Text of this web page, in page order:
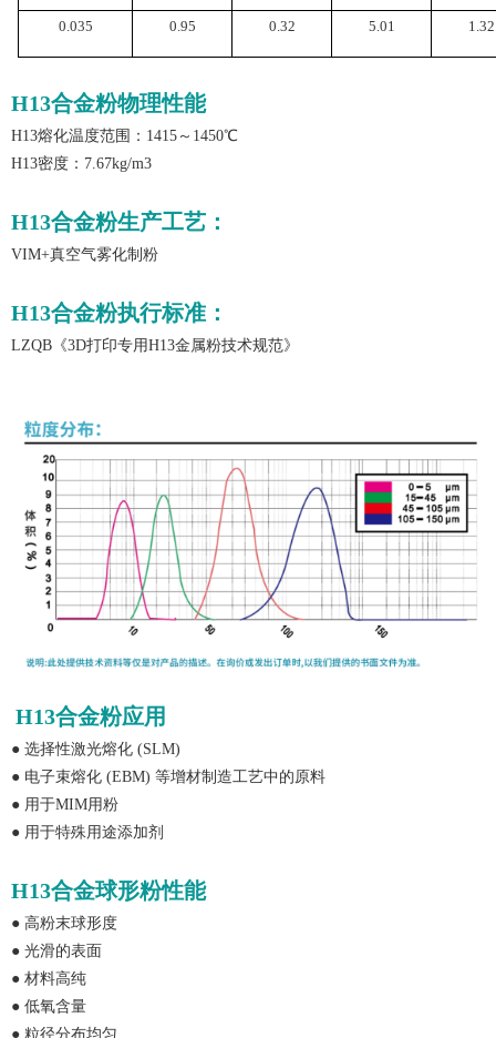
0.035 0.95 0.32 5.01 1.32
H13合金粉物理性能
H13熔化温度范围 ：1415～1450℃
H13密度 ：7.67kg/m3
H13合金粉生产工艺：
VIM+真空气雾化制粉
H13合金粉执行标准：
LZQB《3D打印专用H13金属粉技术规范》
H13合金粉应用
● 选择性激光熔化 (SLM)
● 电子束熔化 (EBM) 等增材制造工艺中的原料
● 用于MIM用粉
● 用于特殊用途添加剂
H13合金球形粉性能
● 高粉末球形度
● 光滑的表面
● 材料高纯
● 低氧含量
● 粒径分布均匀